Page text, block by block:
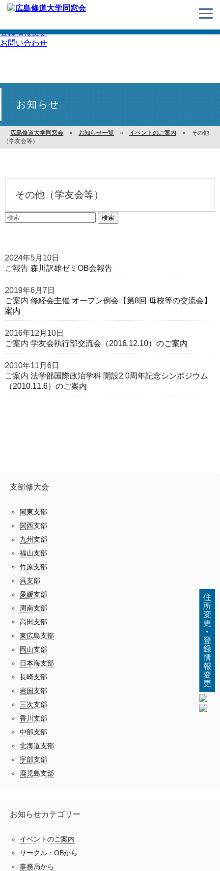
登録情報変更
お問い合わせ
お知らせ
広島修道大学同窓会 » お知らせ一覧 » イベントのご案内 » その他
（学友会等）
その他（学友会等）
検索
2024年5月10日
ご報告 森川訳雄ゼミOB会報告
2019年6月7日
ご案内 修経会主催 オープン例会【第8回 母校等の交流会】
案内
2016年12月10日
ご案内 学友会執行部交流会（2016.12.10）のご案内
2010年11月6日
ご案内 法学部国際政治学科 開設2 0周年記念シンポジウム
（2010.11.6）のご案内
支部修大会
関東支部
関西支部
九州支部
福山支部
竹原支部
呉支部
愛媛支部
周南支部
高田支部
東広島支部
岡山支部
日本海支部
長崎支部
岩国支部
三次支部
香川支部
中部支部
北海道支部
宇部支部
鹿児島支部
お知らせカテゴリー
イベントのご案内
サークル・OBから
事務局から